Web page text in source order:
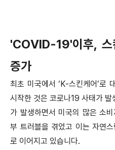
'COVID-19'이후, 스
증가
최초 미국에서 ‘K-스킨케어’로
시작한 것은 코로나19 사태가
가 발생하면서 미국의 많은 소
부 트러블을 겪었고 이는 자연
로 이어지고 있습니다.